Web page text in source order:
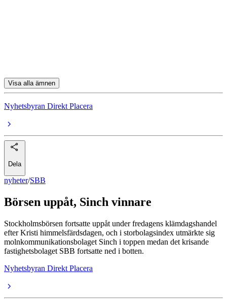
Visa alla ämnen
Nyhetsbyran Direkt Placera
Dela
nyheter/SBB
Börsen uppåt, Sinch vinnare
Stockholmsbörsen fortsatte uppåt under fredagens klämdagshandel
efter Kristi himmelsfärdsdagen, och i storbolagsindex utmärkte sig
molnkommunikationsbolaget Sinch i toppen medan det krisande
fastighetsbolaget SBB fortsatte ned i botten.
Nyhetsbyran Direkt Placera